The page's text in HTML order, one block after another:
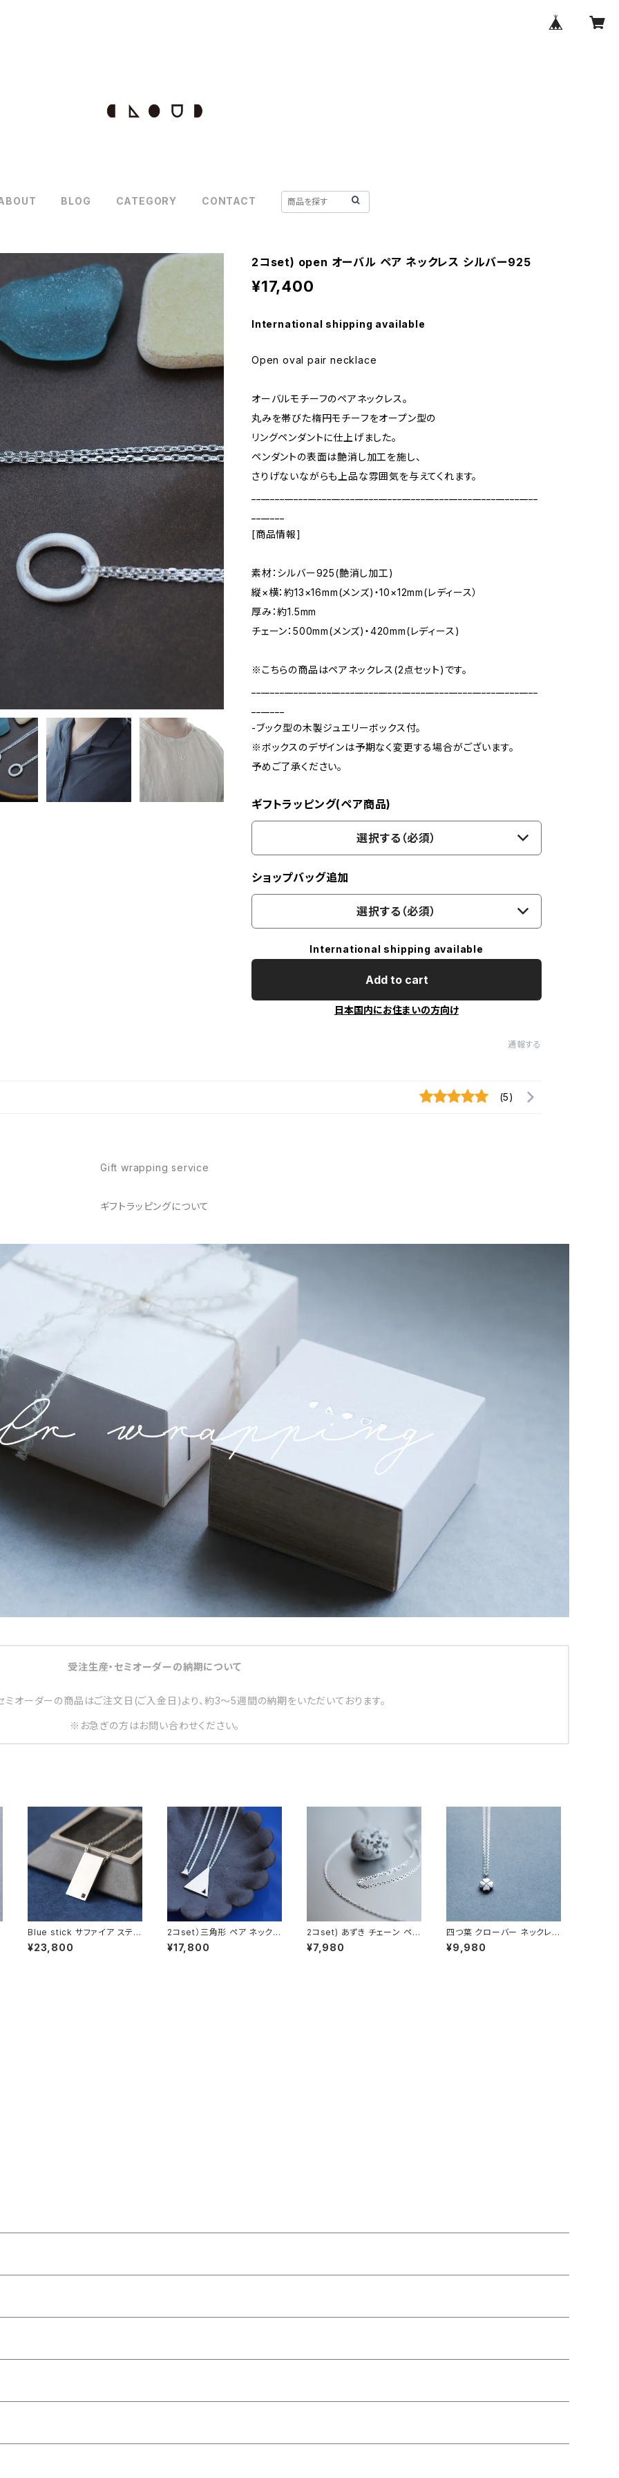
BLOG CATEGORY CONTACT
2コset) open オーバル ペア ネックレス シルバー925
¥17,400
International shipping available
Open oval pair necklace
オーバルモチーフのペアネックレス。
丸みを帯びた楕円モチーフをオープン型の
リングペンダントに仕上げました。
ペンダントの表面は艶消し加工を施し、
さりげないながらも上品な雰囲気を与えてくれます。
[商品情報]
素材：シルバー925(艶消し加工)
縦×横：約13×16mm(メンズ)・10×12mm(レディース）
厚み：約1.5mm
チェーン：500mm(メンズ)・420mm(レディース)
※こちらの商品はペアネックレス(2点セット)です。
-ブック型の木製ジュエリーボックス付。
※ボックスのデザインは予期なく変更する場合がございます。
予めご了承ください。
ギフトラッピング(ペア商品)
選択する（必須）
ショップバッグ追加
選択する（必須）
International shipping available
Add to cart
日本国内にお住まいの方向け
通報する
(5)
Gift wrapping service
ギフトラッピングについて
受注生産・セミオーダーの納期について
ミオーダーの商品はご注文日(ご入金日)より、約3～5週間の納期をいただいております。
※お急ぎの方はお問い合わせください。
Blue stick サファイア スティ
ック メンズ ネックレス シルバ
ー925
¥23,800
2コset）三角形 ペア ネックレ
ス シルバー925
¥17,800
2コset) あずき チェーン ペア
ネックレス シルバー925
¥7,980
四つ葉 クローバー ネックレス
シルバー925 メンズ ユニセッ
クス
¥9,980